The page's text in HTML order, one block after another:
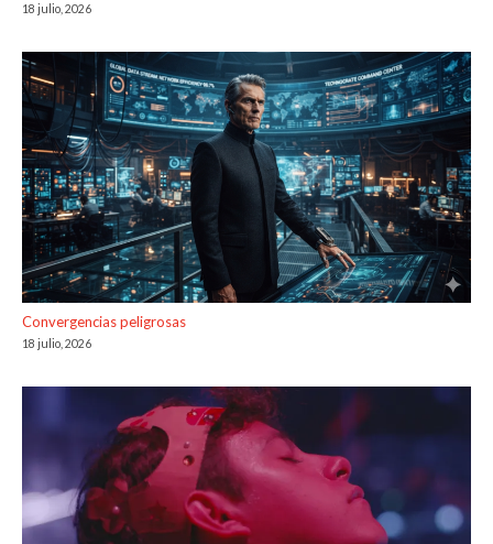
18 julio, 2026
Convergencias peligrosas
18 julio, 2026